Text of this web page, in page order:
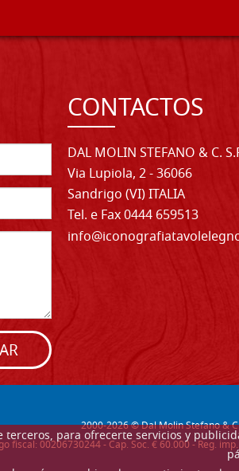
para ofrecerte servicios y
CONTACTOS
DAL MOLIN STEFANO & C.
Via Lupiola, 2 - 36066
Sandrigo (VI) ITALIA
Tel. e Fax 0444 659513
2000-2026© Dal Molin Stefano &
fiscal: 00206730244 - Cap. Soc. € 60.000 - Reg.